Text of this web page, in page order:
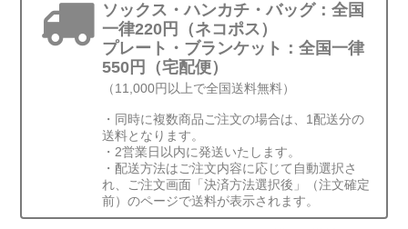
ソックス・ハンカチ・バッグ：全国
一律220円（ネコポス）
プレート・ブランケット：全国一律
550円（宅配便）
（11,000円以上で全国送料無料）
・同時に複数商品ご注文の場合は、1配送分の
送料となります。
・2営業日以内に発送いたします。
・配送方法はご注文内容に応じて自動選択さ
れ、ご注文画面「決済方法選択後」（注文確定
前）のページで送料が表示されます。